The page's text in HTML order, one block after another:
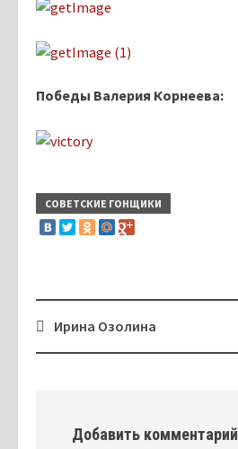
Победы Валерия Корнеева:
СОВЕТСКИЕ ГОНЩИКИ
Post
Ирина Озолина
Добавить комментарий